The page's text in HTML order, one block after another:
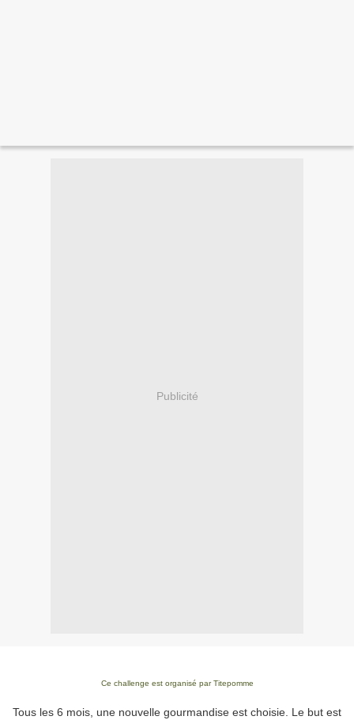
Publicité
Ce challenge est organisé parTitepomme
Tous les 6 mois, une nouvelle gourmandise est choisie. Le but est